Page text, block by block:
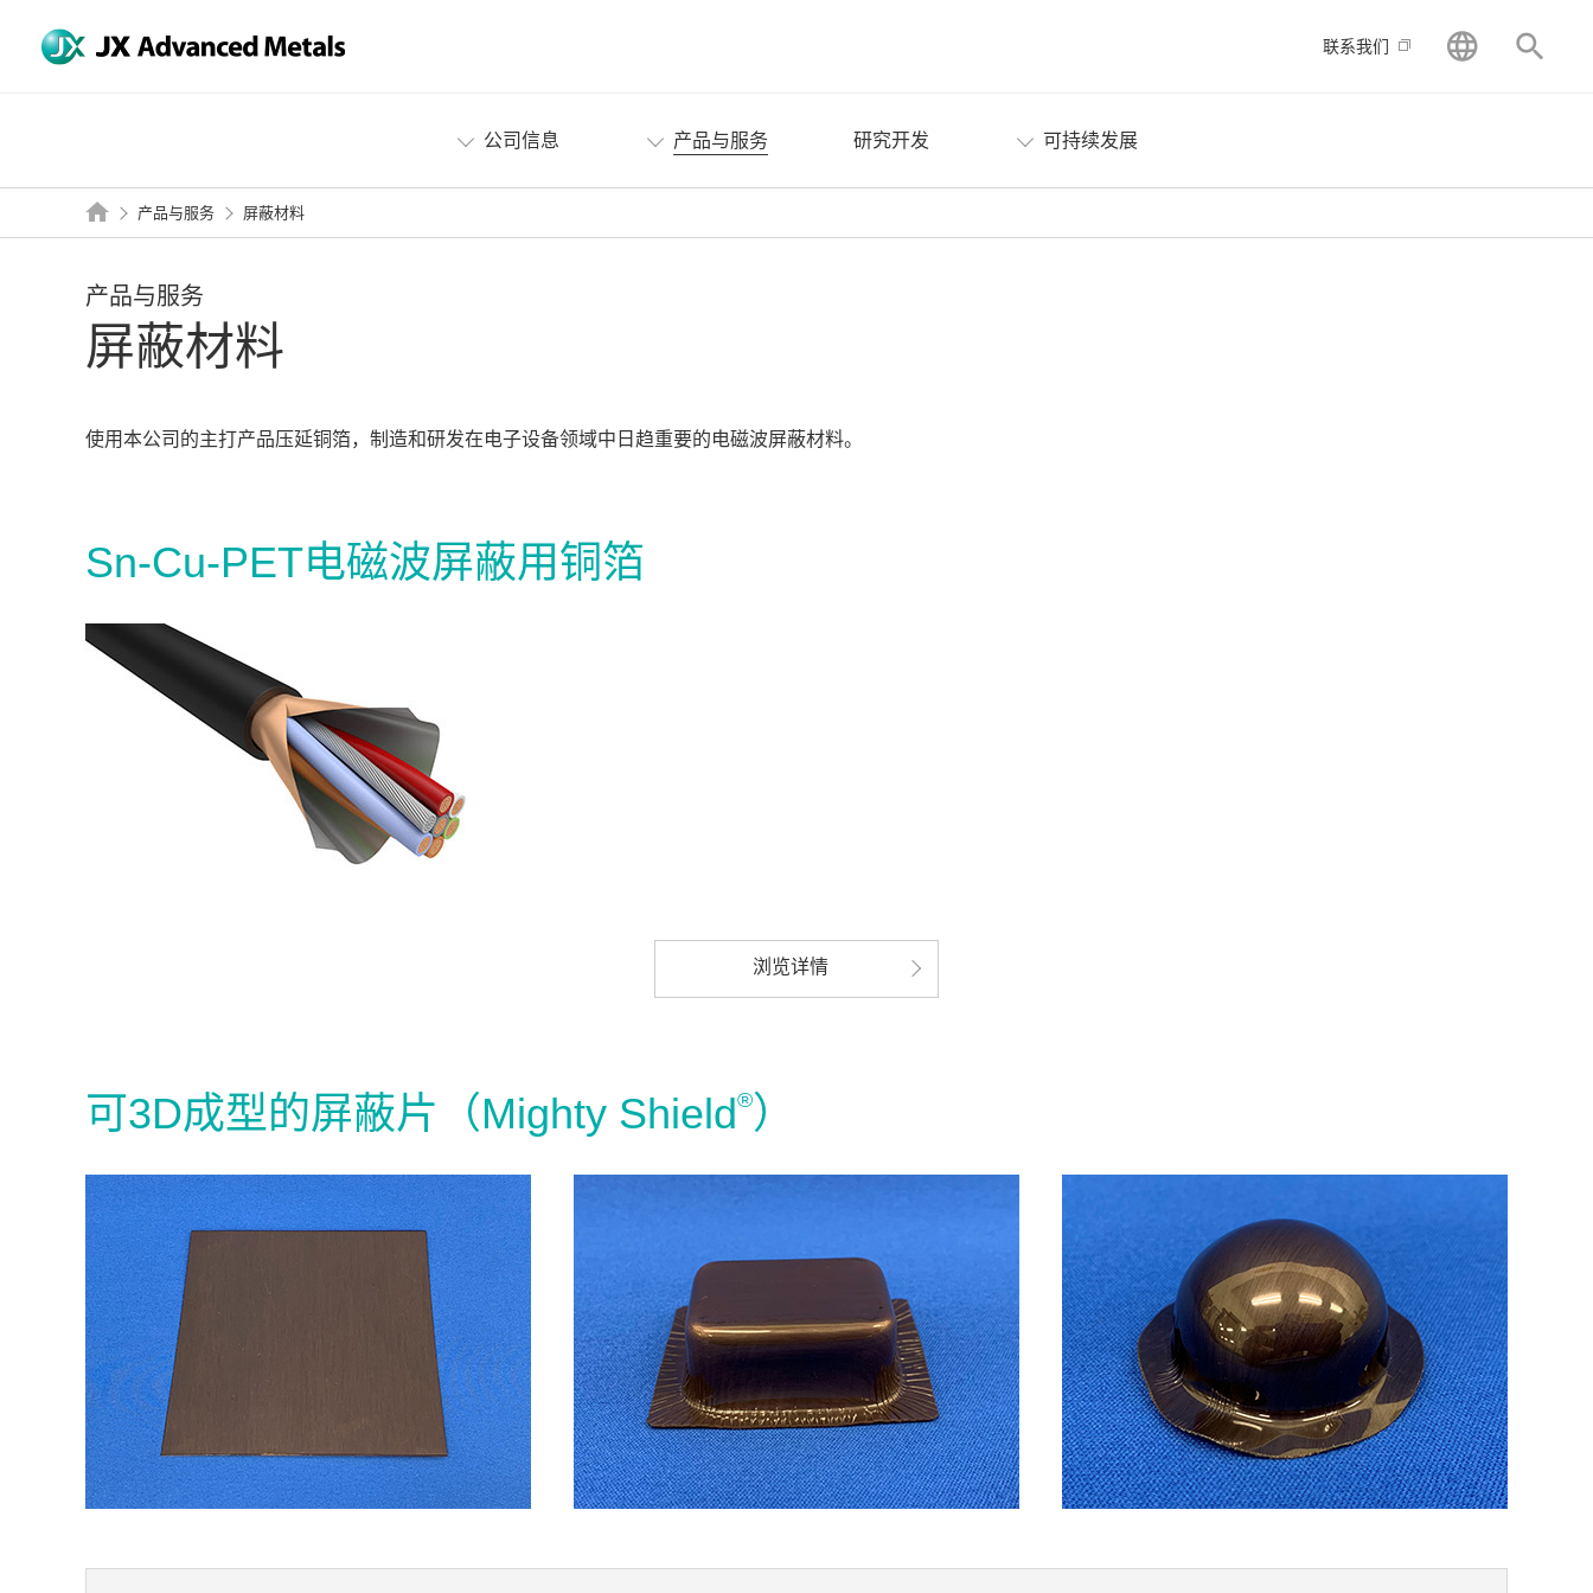
联系我们 GLOBAL
公司信息 产品与服务 研究开发 可持续发展
产品与服务 屏蔽材料
产品与服务
屏蔽材料
使用本公司的主打产品压延铜箔，制造和研发在电子设备领域中日趋重要的电磁波屏蔽材料。
Sn-Cu-PET电磁波屏蔽用铜箔
浏览详情
可3D成型的屏蔽片（Mighty Shield®）